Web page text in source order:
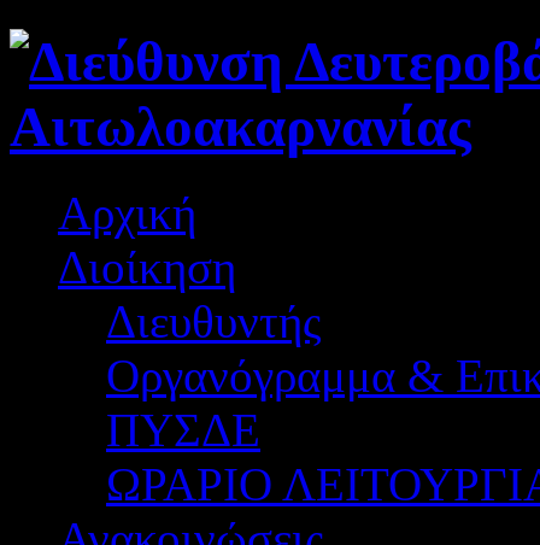
Αρχική
Διοίκηση
Διευθυντής
Οργανόγραμμα &
ΠΥΣΔΕ
ΩΡΑΡΙΟ